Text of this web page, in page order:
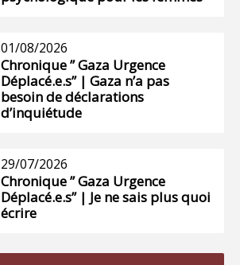
01/08/2026
Chronique ” Gaza Urgence
Déplacé.e.s” | Gaza n’a pas
besoin de déclarations
d’inquiétude
29/07/2026
Chronique ” Gaza Urgence
Déplacé.e.s” | Je ne sais plus quoi
écrire